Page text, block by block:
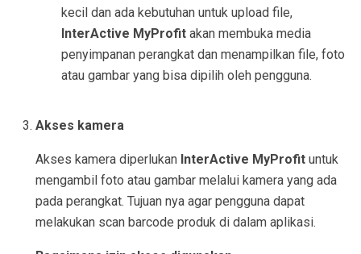
kecil dan ada kebutuhan untuk upload file,
InterActive MyProfit akan membuka media
penyimpanan perangkat dan menampilkan file, foto
atau gambar yang bisa dipilih oleh pengguna.
Akses kamera
Akses kamera diperlukan InterActive MyProfit untuk
mengambil foto atau gambar melalui kamera yang ada
pada perangkat. Tujuan nya agar pengguna dapat
melakukan scan barcode produk di dalam aplikasi.